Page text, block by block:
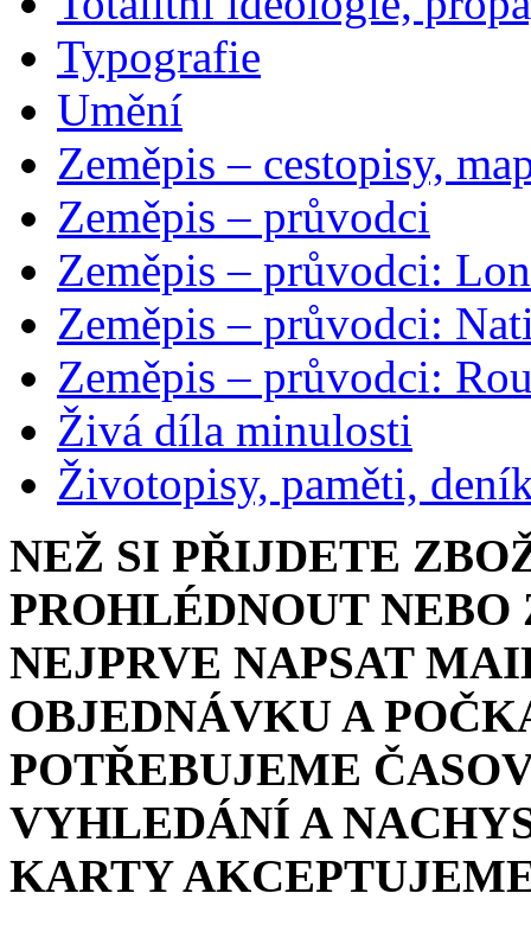
Typografie
Umění
Zeměpis – cestopisy,
Zeměpis – průvodci
Zeměpis – průvodci:
Zeměpis – průvodci:
Zeměpis – průvodci:
Živá díla minulosti
Životopisy, paměti,
NEŽ SI PŘIJDETE
PROHLÉDNOUT
NEJPRVE NAPSAT
OBJEDNÁVKU A
POTŘEBUJEME
VYHLEDÁNÍ A
KARTY